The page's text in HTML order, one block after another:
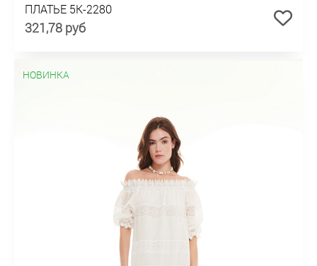
ПЛАТЬЕ 5К-2280
321,78 руб
НОВИНКА